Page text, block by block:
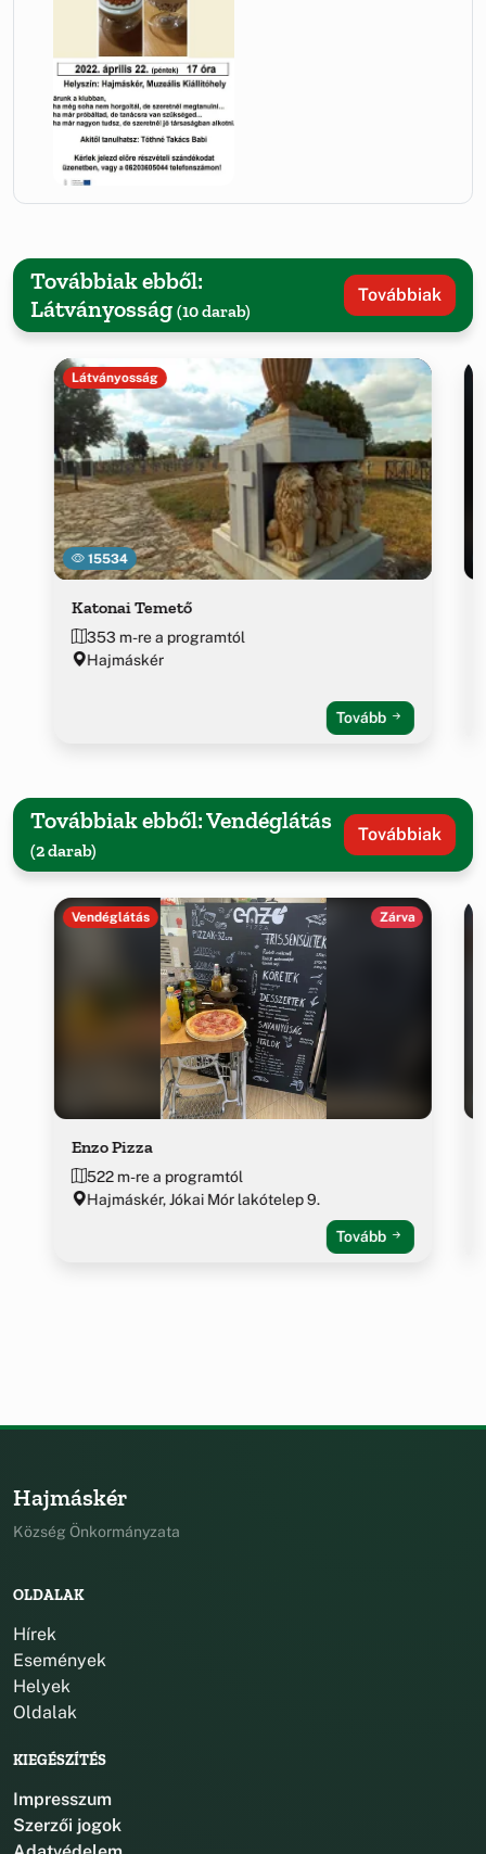
Továbbiak ebből:
Látványosság (10 darab)
Továbbiak
15534
Látványosság
Katonai Temető
353 m-re a programtól
Hajmáskér
Tovább
Továbbiak ebből: Vendéglátás
(2 darab)
Továbbiak
Vendéglátás Zárva
Enzo Pizza
522 m-re a programtól
Hajmáskér, Jókai Mór lakótelep 9.
Tovább
Hajmáskér
Község Önkormányzata
OLDALAK
Hírek
Események
Helyek
Oldalak
KIEGÉSZÍTÉS
Impresszum
Szerzői jogok